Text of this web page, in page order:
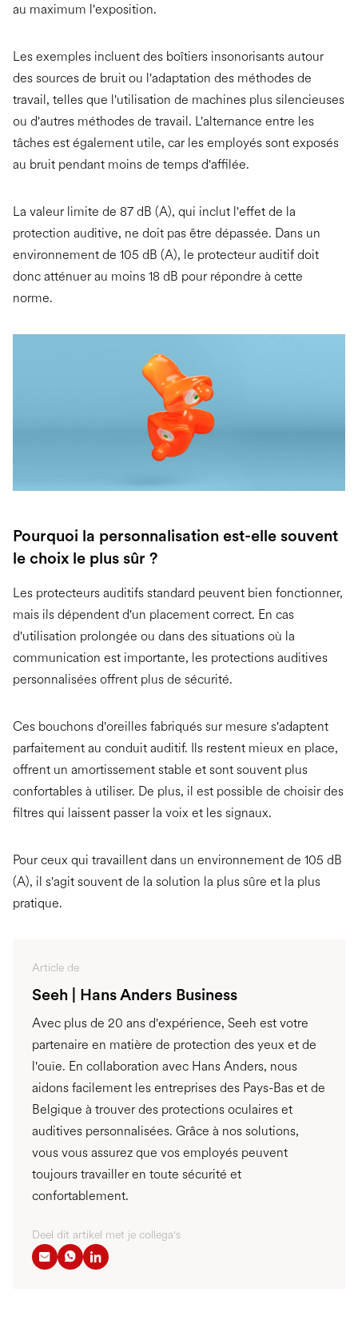
au maximum l'exposition.
Les exemples incluent des boîtiers insonorisants autour
des sources de bruit ou l'adaptation des méthodes de
travail, telles que l'utilisation de machines plus silencieuses
ou d'autres méthodes de travail. L'alternance entre les
tâches est également utile, car les employés sont exposés
au bruit pendant moins de temps d'affilée.
La valeur limite de 87 dB (A), qui inclut l'effet de la
protection auditive, ne doit pas être dépassée. Dans un
environnement de 105 dB (A), le protecteur auditif doit
donc atténuer au moins 18 dB pour répondre à cette
norme.
Pourquoi la personnalisation est-elle souvent
le choix le plus sûr ?
Les protecteurs auditifs standard peuvent bien fonctionner,
mais ils dépendent d'un placement correct. En cas
d'utilisation prolongée ou dans des situations où la
communication est importante, les protections auditives
personnalisées offrent plus de sécurité.
Ces bouchons d'oreilles fabriqués sur mesure s'adaptent
parfaitement au conduit auditif. Ils restent mieux en place,
offrent un amortissement stable et sont souvent plus
confortables à utiliser. De plus, il est possible de choisir des
filtres qui laissent passer la voix et les signaux.
Pour ceux qui travaillent dans un environnement de 105 dB
(A), il s'agit souvent de la solution la plus sûre et la plus
pratique.
Article de
Seeh | Hans Anders Business
Avec plus de 20 ans d'expérience, Seeh est votre
partenaire en matière de protection des yeux et de
l'ouïe. En collaboration avec Hans Anders, nous
aidons facilement les entreprises des Pays-Bas et de
Belgique à trouver des protections oculaires et
auditives personnalisées. Grâce à nos solutions,
vous vous assurez que vos employés peuvent
toujours travailler en toute sécurité et
confortablement.
Deel dit artikel met je collega's